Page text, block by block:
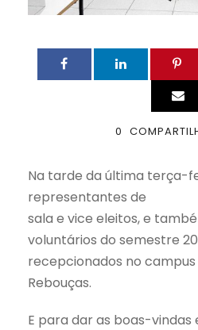
0
Na tarde da última terça-
representantes de
sala e vice eleitos, e
voluntários do semestre
recepcionados no campus
Rebouças.
E para dar as boas-vindas